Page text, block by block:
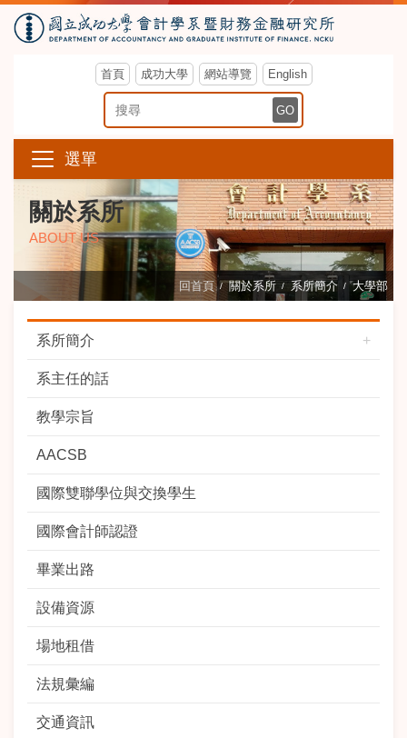
首頁 成功大學 網站導覽 English
搜尋關鍵字 GO
選單
關於系所
ABOUT US
回首頁 關於系所 系所簡介 大學部
系所簡介
系主任的話
教學宗旨
AACSB
國際雙聯學位與交換學生
國際會計師認證
畢業出路
設備資源
場地租借
法規彙編
交通資訊